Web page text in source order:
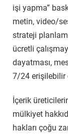
işi yapma”
metin, video/
strateji
ücretli
dayatması,
7/24 erişilebilir
İçerik
mülkiyet
hakları çoğu